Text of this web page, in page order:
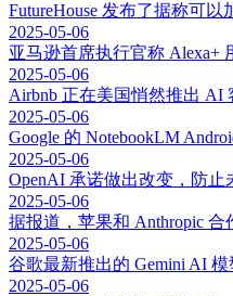
FutureHouse 发布了据称可
2025-05-06
亚马逊首席执行官称 Alexa+
2025-05-06
Airbnb 正在美国悄然推出 AI
2025-05-06
Google 的 NotebookLM
2025-05-06
OpenAI 承诺做出改变，防止
2025-05-06
据报道，苹果和 Anthropic 合
2025-05-06
谷歌最新推出的 Gemini AI
2025-05-06